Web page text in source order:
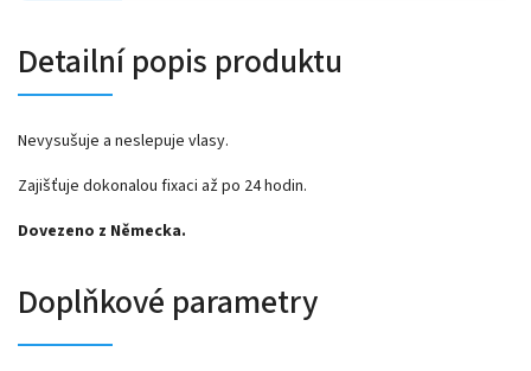
Detailní popis produktu
Nevysušuje a neslepuje vlasy.
Zajišťuje dokonalou fixaci až po 24 hodin.
Dovezeno z Německa.
Doplňkové parametry